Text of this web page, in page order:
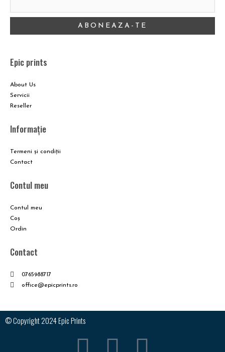
Epic prints
About Us
Servicii
Reseller
Informație
Termeni și condiții
Contact
Contul meu
Contul meu
Coş
Ordin
Contact
0765988717
office@epicprints.ro
© Copyright 2024 Epic Prints